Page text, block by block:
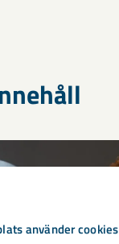
använder cookies